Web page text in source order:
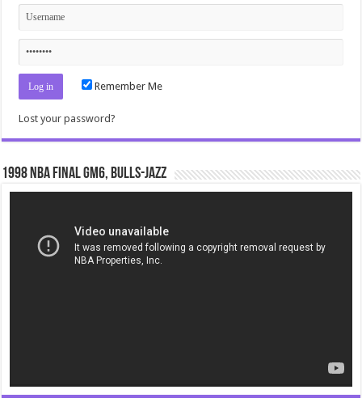
Remember Me
Lost your password?
1998 NBA Final gm6, Bulls-Jazz